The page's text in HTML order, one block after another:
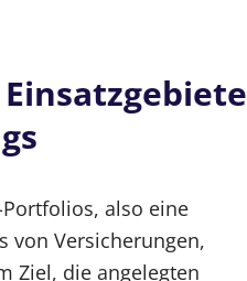
also eine
von Versicherungen,
Ziel, die angelegten